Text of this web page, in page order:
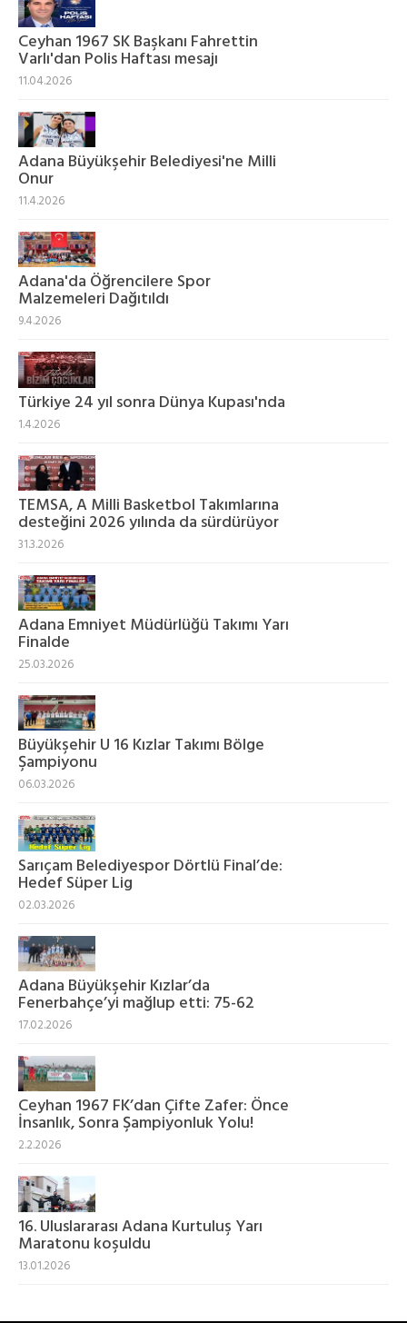
Ceyhan 1967 SK Başkanı Fahrettin
Varlı'dan Polis Haftası mesajı
11.04.2026
Adana Büyükşehir Belediyesi'ne Milli
Onur
11.4.2026
Adana'da Öğrencilere Spor
Malzemeleri Dağıtıldı
9.4.2026
Türkiye 24 yıl sonra Dünya Kupası'nda
1.4.2026
TEMSA, A Milli Basketbol Takımlarına
desteğini 2026 yılında da sürdürüyor
31.3.2026
Adana Emniyet Müdürlüğü Takımı Yarı
Finalde
25.03.2026
Büyükşehir U 16 Kızlar Takımı Bölge
Şampiyonu
06.03.2026
Sarıçam Belediyespor Dörtlü Final’de:
Hedef Süper Lig
02.03.2026
Adana Büyükşehir Kızlar’da
Fenerbahçe’yi mağlup etti: 75-62
17.02.2026
Ceyhan 1967 FK’dan Çifte Zafer: Önce
İnsanlık, Sonra Şampiyonluk Yolu!
2.2.2026
16. Uluslararası Adana Kurtuluş Yarı
Maratonu koşuldu
13.01.2026